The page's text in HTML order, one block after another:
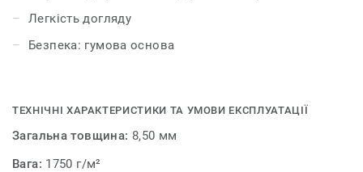
Легкість догляду
Безпека: гумова основа
ТЕХНІЧНІ ХАРАКТЕРИСТИКИ ТА УМОВИ ЕКСПЛУАТАЦІЇ
Загальна товщина: 8,50 мм
Вага: 1750 г/м²